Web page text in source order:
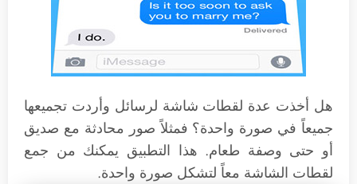
هل أخذت عدة لقطات شاشة لرسائل وأردت تجميعها
جميعاً في صورة واحدة؟ فمثلاً صور محادثة مع صديق
أو حتى وصفة طعام. هذا التطبيق يمكنك من جمع
لقطات الشاشة معاً لتشكل صورة واحدة.